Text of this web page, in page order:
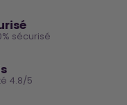
sécurisé
4.8/5